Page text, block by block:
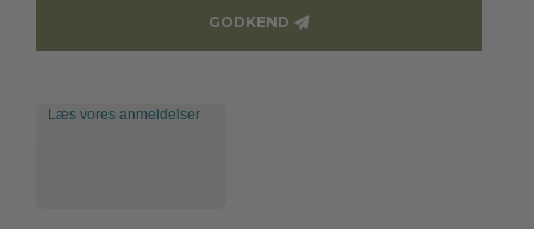
GODKEND
Læs vores anmeldelser